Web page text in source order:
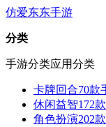
仿爱东东手游
分类
手游分类应用分类
卡牌回合70款
休闲益智172
角色扮演202